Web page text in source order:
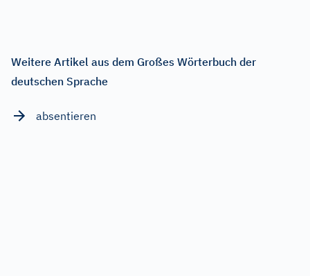
Weitere Artikel aus dem Großes Wörterbuch der
deutschen Sprache
absentieren